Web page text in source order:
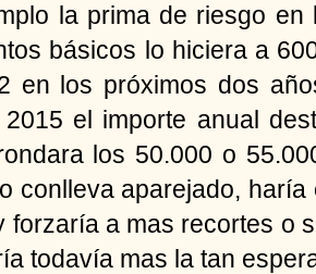
la prima de riesgo
básicos lo hiciera a
en los próximos dos
el importe anual
los 50.000 o
conlleva aparejado,
forzaría a mas recortes o
todavía mas la tan